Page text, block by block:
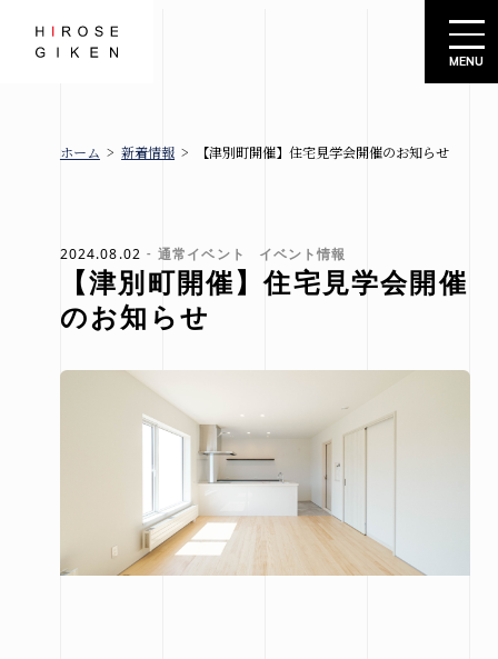
株式会社広瀬技建
ホーム > 新着情報 > 【津別町開催】住宅見学会開催のお知らせ
2024.08.02 通常イベント イベント情報
【津別町開催】住宅見学会開催
のお知らせ
広瀬技建
規格住宅
-シエロ・
市
北見
市
新着情報
お知
ント
会社概要